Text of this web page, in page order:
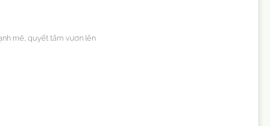
mẽ, quyết tâm vươn lên